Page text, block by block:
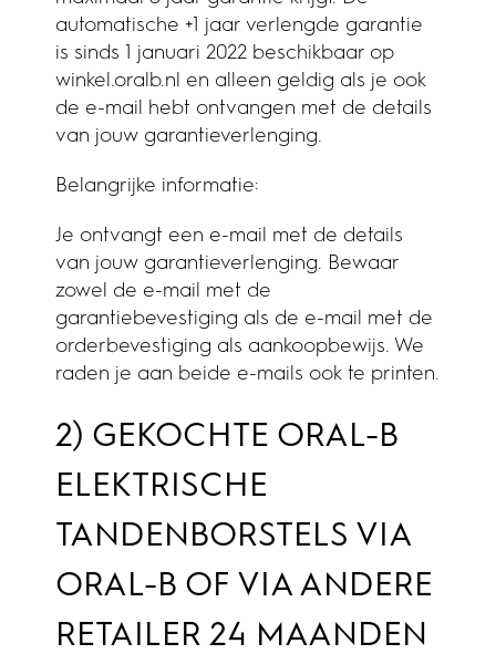
automatische +1 jaar verlengde garantie
is sinds 1 januari 2022 beschikbaar op
winkel.oralb.nl en alleen geldig als je ook
de e-mail hebt ontvangen met de details
van jouw garantieverlenging.
Belangrijke informatie:
Je ontvangt een e-mail met de details
van jouw garantieverlenging. Bewaar
zowel de e-mail met de
garantiebevestiging als de e-mail met de
orderbevestiging als aankoopbewijs. We
raden je aan beide e-mails ook te printen.
2) GEKOCHTE ORAL-B
ELEKTRISCHE
TANDENBORSTELS VIA
ORAL-B OF VIA ANDERE
RETAILER 24 MAANDEN